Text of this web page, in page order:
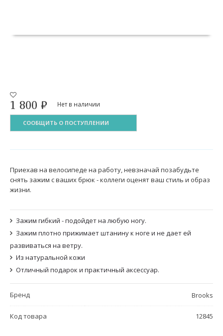
1 800 ₽ Нет в наличии
СООБЩИТЬ О ПОСТУПЛЕНИИ
Приехав на велосипеде на работу, невзначай позабудьте
снять зажим с ваших брюк - коллеги оценят ваш стиль и образ
жизни.
Зажим гибкий - подойдет на любую ногу.
Зажим плотно прижимает штанину к ноге и не дает ей
развиваться на ветру.
Из натуральной кожи
Отличный подарок и практичный аксессуар.
Бренд Brooks
Код товара 12845